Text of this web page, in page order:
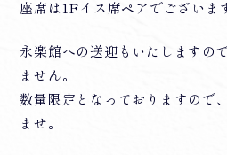
座席は1Fイス席ペアでございま
永楽館への送迎もいたしますの
ません。
数量限定となっておりますので
ませ。